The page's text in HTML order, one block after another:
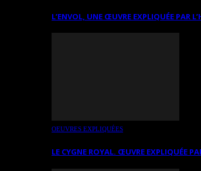
L’ENVOL, UNE ŒUVRE EXPLIQUÉE PAR
OEUVRES EXPLIQUÉES
LE CYGNE ROYAL. ŒUVRE EXPLIQUÉE